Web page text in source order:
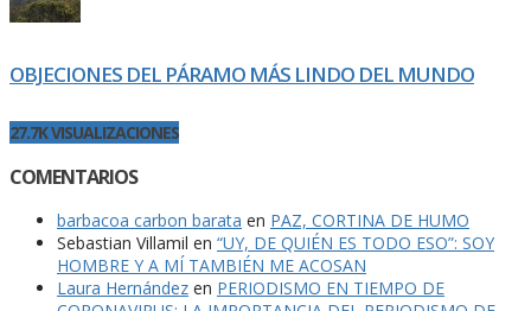
OBJECIONES DEL PÁRAMO MÁS LINDO DEL MUNDO
27.7K VISUALIZACIONES
COMENTARIOS
barbacoa carbon barata en PAZ, CORTINA DE HUMO
Sebastian Villamil en “UY, DE QUIÉN ES TODO ESO”: SOY
HOMBRE Y A MÍ TAMBIÉN ME ACOSAN
Laura Hernández en PERIODISMO EN TIEMPO DE